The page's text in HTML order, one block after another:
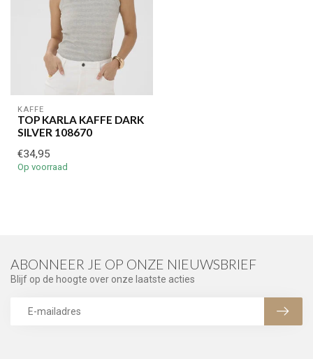
KAFFE
TOP KARLA KAFFE DARK
SILVER 108670
€34,95
Op voorraad
ABONNEER JE OP ONZE NIEUWSBRIEF
Blijf op de hoogte over onze laatste acties